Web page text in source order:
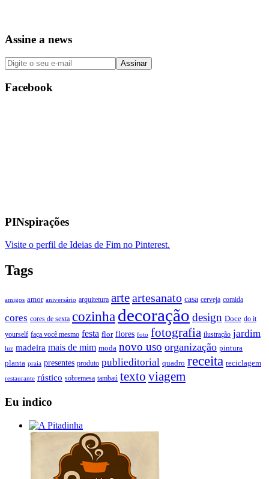
Assine a news
Facebook
PINspirações
Visite o perfil de Ideias de Fim no Pinterest.
Tags
amigos amor aniversário arquitetura arteartesanato casa cerveja comida
cores cores de sexta cozinha decoração design Doce do it
yourself faça você mesmo festa flor flores foto fotografia ilustração jardim
luz madeira mais de mim moda novo uso organização pintura
planta praia presentes produto publieditorial quadro receita reciclagem
restaurante rústico sobremesa tambaú texto viagem
Eu indico